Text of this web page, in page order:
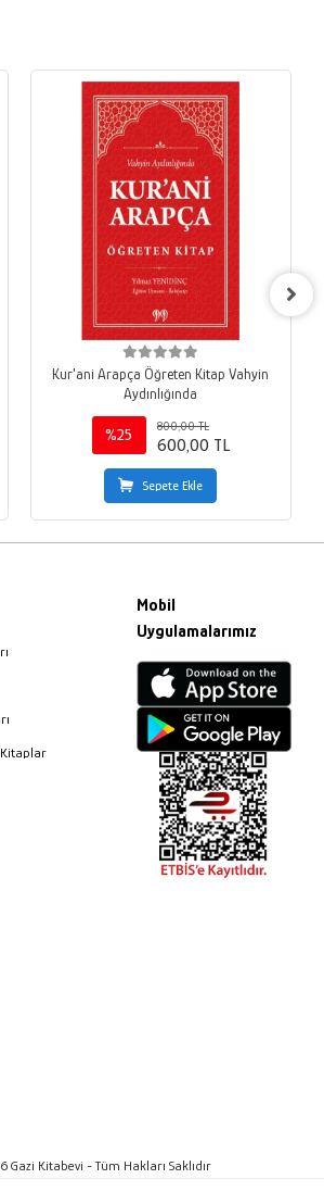
Kur'ani Arapça Öğreten Kitap Vahyin
Aydınlığında
%25
800,00 TL
600,00 TL
Sepete Ekle
Kitaplar
Mobil
Uygulamalarımız
Kitabevi - Tüm Hakları Saklıdır